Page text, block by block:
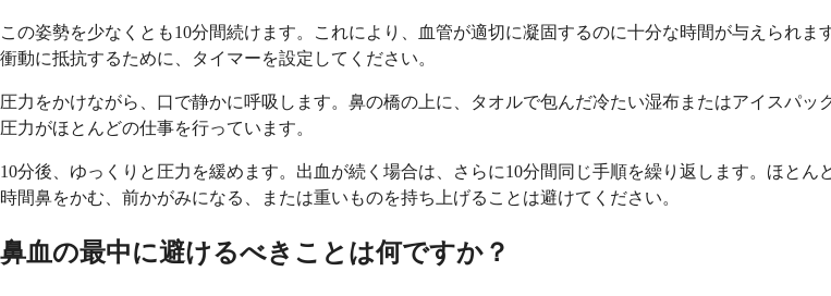
この姿勢を少なくとも10分間続けます。これにより、血管が適切に凝固するのに十分な時間が与えられ
衝動に抵抗するために、タイマーを設定してください。
圧力をかけながら、口で静かに呼吸します。鼻の橋の上に、タオルで包んだ冷たい湿布またはアイスパ
圧力がほとんどの仕事を行っています。
10分後、ゆっくりと圧力を緩めます。出血が続く場合は、さらに10分間同じ手順を繰り返します。ほと
時間鼻をかむ、前かがみになる、または重いものを持ち上げることは避けてください。
鼻血の最中に避けるべきことは何ですか？